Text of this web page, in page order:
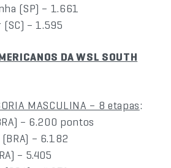
(SP) – 1.661
– 1.595
DA WSL SOUTH
MASCULINA – 8 etapas:
– 6.200 pontos
– 6.182
– 5.405